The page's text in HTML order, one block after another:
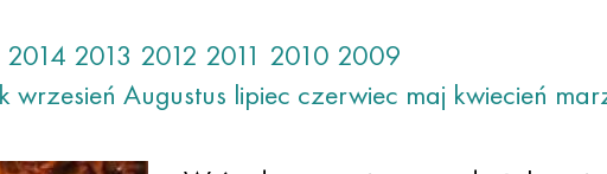
2014 2013 2012 2011 2010 2009
wrzesień Augustus lipiec czerwiec maj kwiecień